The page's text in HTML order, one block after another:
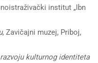
institut „Ibn
, Zavičajni muzej, Priboj,
razvoju kulturnog identiteta